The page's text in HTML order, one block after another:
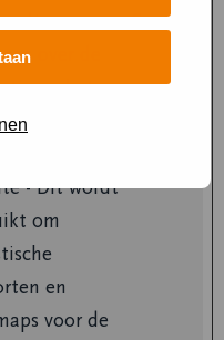
over de
en het
van de
- Dit wordt
om
en
voor de
Sessie